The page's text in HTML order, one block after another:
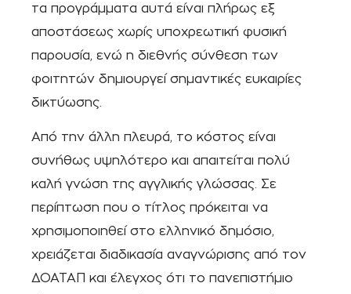
τα προγράμματα αυτά είναι πλήρως εξ
αποστάσεως χωρίς υποχρεωτική φυσική
παρουσία, ενώ η διεθνής σύνθεση των
φοιτητών δημιουργεί σημαντικές ευκαιρίες
δικτύωσης.
Από την άλλη πλευρά, το κόστος είναι
συνήθως υψηλότερο και απαιτείται πολύ
καλή γνώση της αγγλικής γλώσσας. Σε
περίπτωση που ο τίτλος πρόκειται να
χρησιμοποιηθεί στο ελληνικό δημόσιο,
χρειάζεται διαδικασία αναγνώρισης από τον
ΔΟΑΤΑΠ και έλεγχος ότι το πανεπιστήμιο